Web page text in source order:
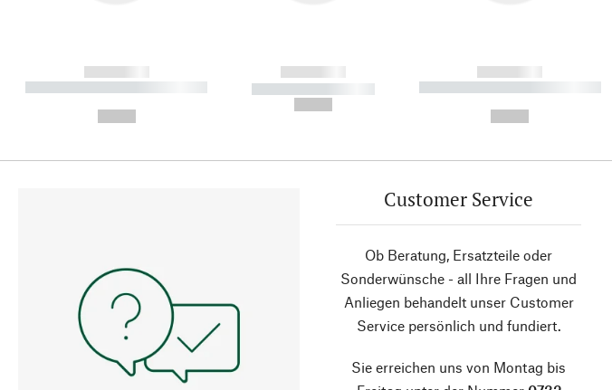
------------
----------- ----------- ----------
------------
----------- -----------
------------
----------- ----------- ----------
Customer Service
Ob Beratung, Ersatzteile oder
Sonderwünsche - all Ihre Fragen und
Anliegen behandelt unser Customer
Service persönlich und fundiert.
Sie erreichen uns von Montag bis